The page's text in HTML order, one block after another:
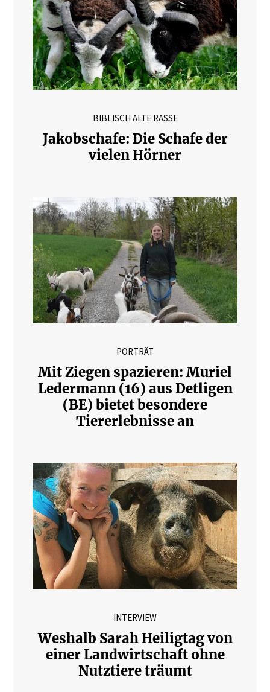
BIBLISCH ALTE RASSE
Jakobschafe: Die Schafe der
vielen Hörner
PORTRÄT
Mit Ziegen spazieren: Muriel
Ledermann (16) aus Detligen
(BE) bietet besondere
Tiererlebnisse an
INTERVIEW
Weshalb Sarah Heiligtag von
einer Landwirtschaft ohne
Nutztiere träumt